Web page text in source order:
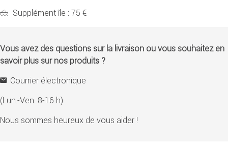
Supplément île : 75 €
Vous avez des questions sur la livraison ou vous souhaitez en
savoir plus sur nos produits ?
Courrier électronique
(Lun.-Ven. 8-16 h)
Nous sommes heureux de vous aider !